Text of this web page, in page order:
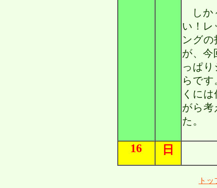
しか
い！レ
ング
が、今
っぱ
らで
くに
がら考
た。
16 日
ト